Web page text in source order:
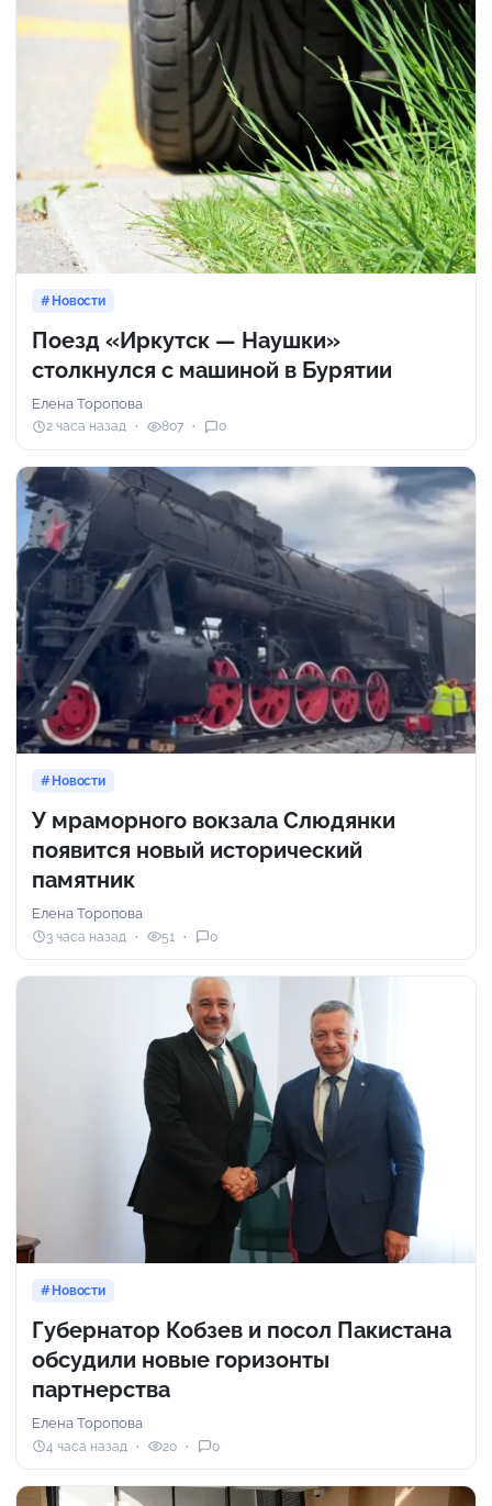
Новости
Поезд «Иркутск — Наушки»
столкнулся с машиной в Бурятии
Елена Торопова
2 часа назад 807 0
Новости
У мраморного вокзала Слюдянки
появится новый исторический
памятник
Елена Торопова
3 часа назад 51 0
Новости
Губернатор Кобзев и посол Пакистана
обсудили новые горизонты
партнерства
Елена Торопова
4 часа назад 20 0